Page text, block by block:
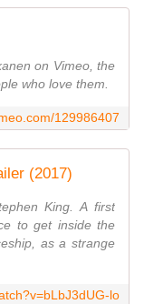
on Vimeo, the
who love them.
129986407
(2017)
King. A first
to get inside the
as a strange
lo